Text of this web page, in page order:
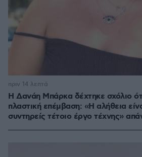
Η Δανάη Μπάρκα δέχτηκε σχόλιο
πλαστική επέμβαση: «Η αλήθεια
συντηρείς τέτοιο έργο τέχνης»
πριν 14 λεπτά